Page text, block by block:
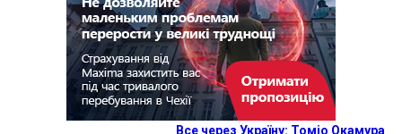
Все через Україну: Томіо Окамура